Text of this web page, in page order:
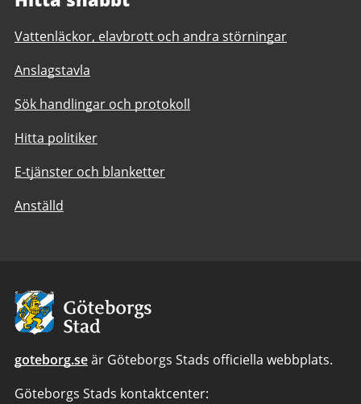
Vattenläckor, elavbrott och andra störningar
Anslagstavla
Sök handlingar och protokoll
Hitta politiker
E-tjänster och blanketter
Anställd
Avsändare:
Göteborgs
Stad
goteborg.seär Göteborgs Stads officiella webbplats.
Göteborgs Stads kontaktcenter: